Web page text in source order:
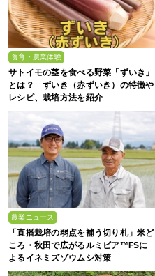
食育・農業体験
サトイモの茎を食べる野菜「ずいき」
とは？ ずいき（赤ずいき）の特徴や
レシピ、栽培方法を紹介
農業ニュース
「直播栽培の弱点を補う切り札」米ど
ころ・秋田で広がるルミビア™FSに
よるイネミズゾウムシ対策